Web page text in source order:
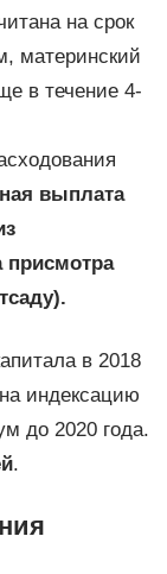
на срок
материнский
в течение 4-
выплата
присмотра
в 2018
индексацию
до 2020 года.
.